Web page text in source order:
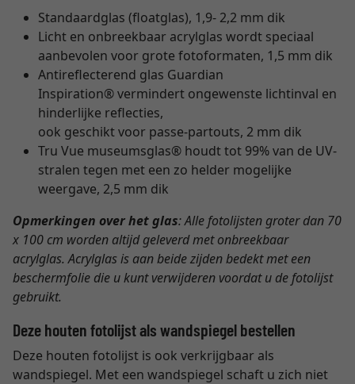
Standaardglas (floatglas), 1,9- 2,2 mm dik
Licht en onbreekbaar acrylglas wordt speciaal
aanbevolen voor grote fotoformaten, 1,5 mm dik
Antireflecterend glas Guardian
Inspiration® vermindert ongewenste lichtinval en
hinderlijke reflecties,
ook geschikt voor passe-partouts, 2 mm dik
Tru Vue museumsglas® houdt tot 99% van de UV-
stralen tegen met een zo helder mogelijke
weergave, 2,5 mm dik
Opmerkingen over het glas: Alle fotolijsten groter dan 70
x 100 cm worden altijd geleverd met onbreekbaar
acrylglas. Acrylglas is aan beide zijden bedekt met een
beschermfolie die u kunt verwijderen voordat u de fotolijst
gebruikt.
Deze houten fotolijst als wandspiegel bestellen
Deze houten fotolijst is ook verkrijgbaar als
wandspiegel. Met een wandspiegel schaft u zich niet